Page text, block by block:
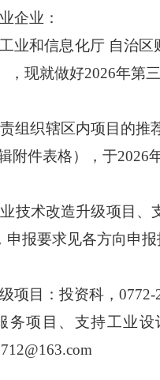
企业：
业和信息化厅 自治区
，现就做好2026年第
组织辖区内项目的推
附件表格），于2026
技术改造升级项目
申报要求见各方向申
项目：投资科， 0772-
务项目、支持工业